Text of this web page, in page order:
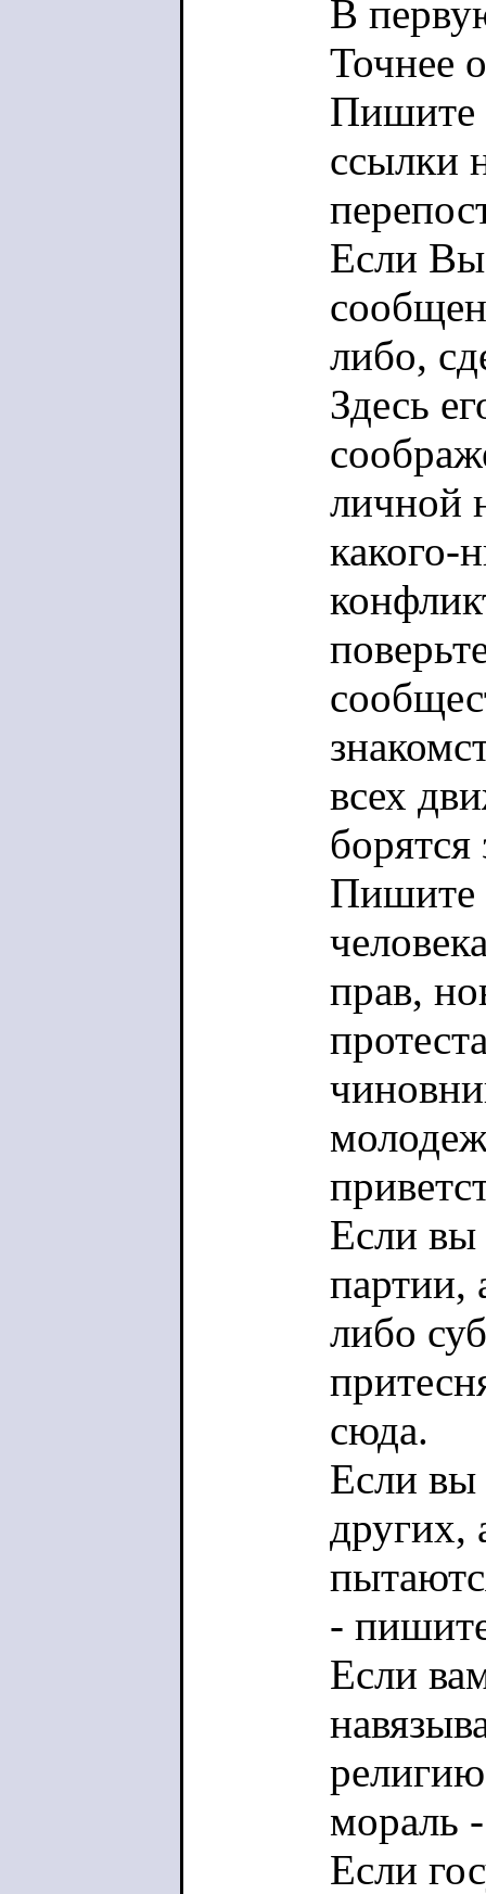
В
Точнее
Пишите
ссылки
Если Вы
либо,
Здесь
личной
какого-
всех
борятся
Пишите
прав,
Если вы
партии,
либо
сюда.
Если вы
других,
-
Если
мораль
Если